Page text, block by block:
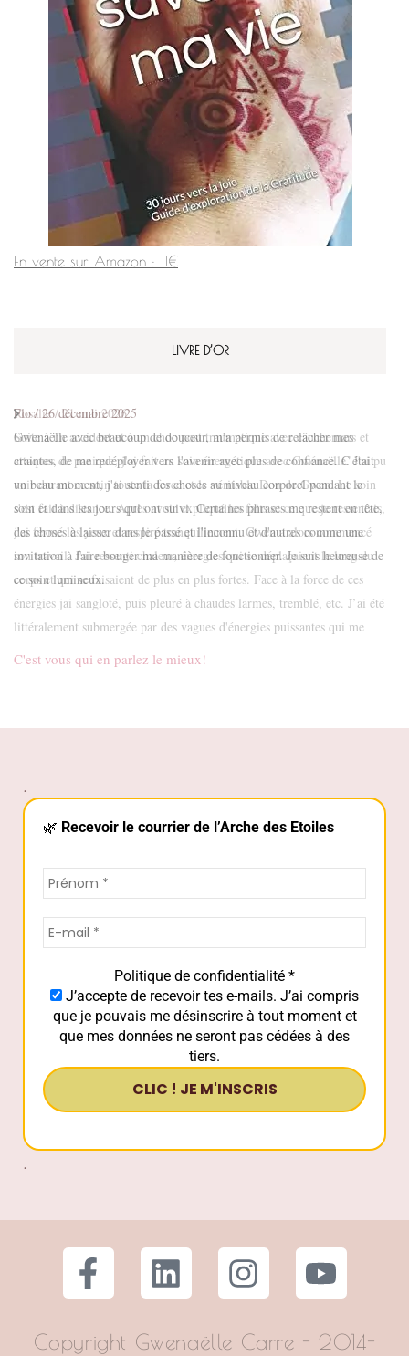
En vente sur Amazon : 11€
LIVRE D’OR
Flo/26 décembre 2025
Gwenaëlle avec beaucoup de douceur, m'a permis de relâcher mes
craintes, de me redéployer vers l'avenir avec plus de confiance. C'était
un beau moment, j'ai senti des choses au niveau corporel pendant le
soin et dans les jours qui ont suivi. Certaines phrases me restent en tête,
des choses à laisser dans le passé et l'inconnu et d'autres comme une
invitation à faire bouger ma manière de fonctionner. Je suis heureuse de
ce soin lumineux.
C'est vous qui en parlez le mieux!
.
Politique de confidentialité*
J’accepte de recevoir tes e-mails. J’ai compris
que mes données ne seront pas cédées à des
tiers.
Copyright Gwenaëlle Carre - 2014-